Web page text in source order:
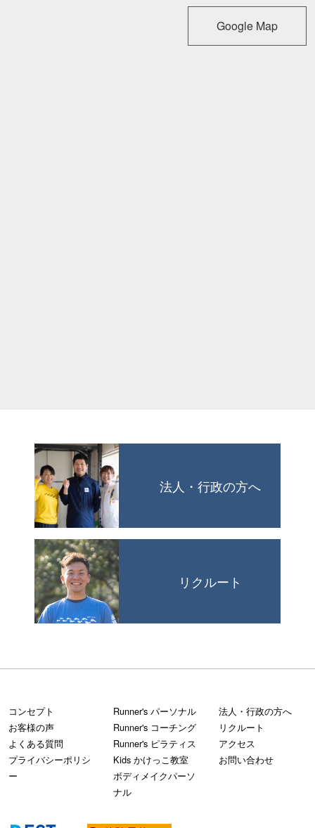
Google Map
法人・行政の方へ
リクルート
コンセプト
お客様の声
よくある質問
プライバシーポリシ
ー
Runner's パーソナル
Runner's コーチング
Runner's ピラティス
Kids かけっこ教室
ボディメイクパーソ
ナル
法人・行政の方へ
リクルート
アクセス
お問い合わせ